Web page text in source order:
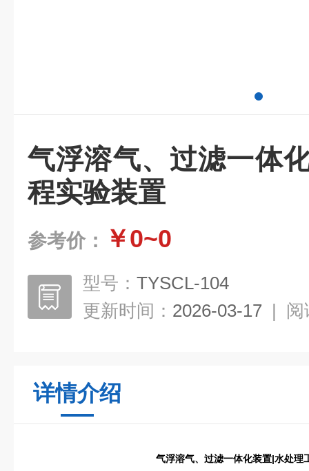
气浮溶气、过滤一体
程实验装置
参考价： ￥0~0
型号： TYSCL-104
更新时间： 2026-03-17 | 阅
详情介绍
气浮溶气、过滤一体化装置|水处理